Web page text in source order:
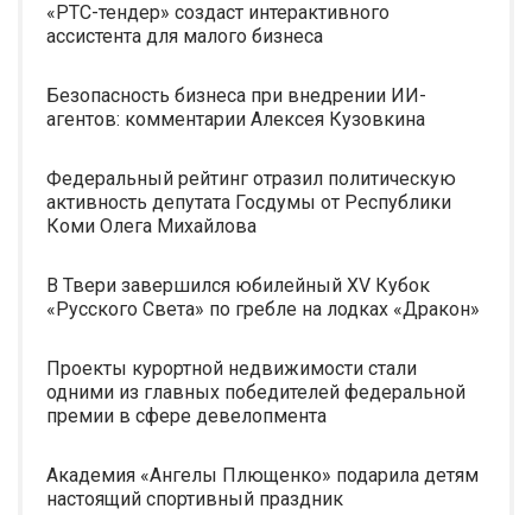
«РТС-тендер» создаст интерактивного
ассистента для малого бизнеса
Безопасность бизнеса при внедрении ИИ-
агентов: комментарии Алексея Кузовкина
Федеральный рейтинг отразил политическую
активность депутата Госдумы от Республики
Коми Олега Михайлова
В Твери завершился юбилейный XV Кубок
«Русского Света» по гребле на лодках «Дракон»
Проекты курортной недвижимости стали
одними из главных победителей федеральной
премии в сфере девелопмента
Академия «Ангелы Плющенко» подарила детям
настоящий спортивный праздник